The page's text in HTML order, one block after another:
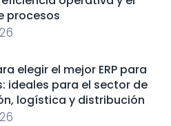
procesos
elegir el mejor ERP para
ideales para el sector de
logística y distribución